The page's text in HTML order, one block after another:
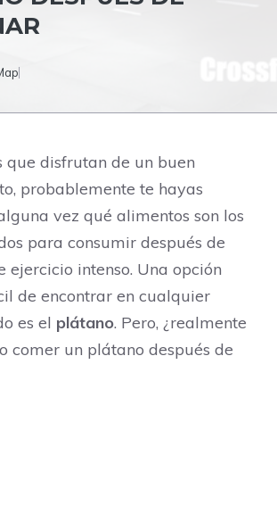
que disfrutan de un buen
probablemente te hayas
vez qué alimentos son los
para consumir después de
ejercicio intenso. Una opción
de encontrar en cualquier
es el plátano. Pero, ¿realmente
comer un plátano después de